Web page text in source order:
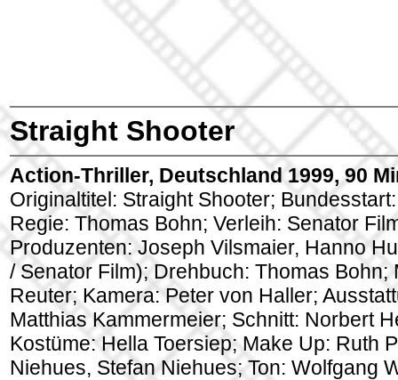
Straight Shooter
Action-Thriller, Deutschland 1999, 90
Originaltitel: Straight Shooter;
Regie: Thomas Bohn; Verleih: Senator
Produzenten: Joseph Vilsmaier, Hanno
/ Senator Film); Drehbuch: Thomas Bohn;
Reuter; Kamera: Peter von Haller;
Matthias Kammermeier; Schnitt: Norbert
Kostüme: Hella Toersiep; Make Up: Ruth
Niehues, Stefan Niehues; Ton: Wolfgang